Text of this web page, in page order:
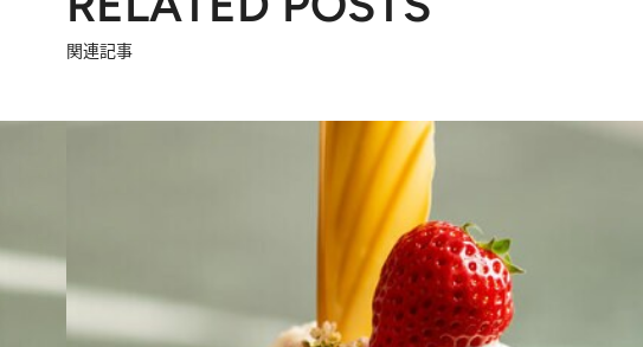
関連記事